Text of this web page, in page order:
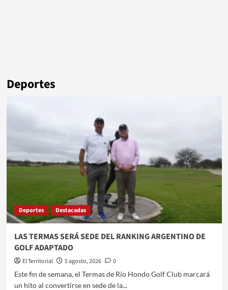
Deportes
Deportes Destacadas
LAS TERMAS SERÁ SEDE DEL RANKING ARGENTINO DE
GOLF ADAPTADO
El Territorial 5 agosto, 2026
0
​​Este fin de semana, el Termas de Río Hondo Golf Club marcará
un hito al convertirse en sede de la...